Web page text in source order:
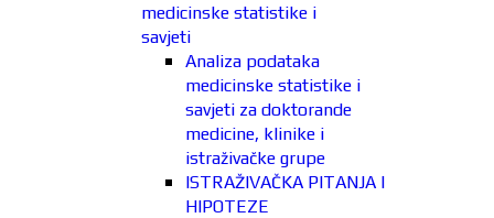
medicinske statistike i
savjeti
Analiza podataka
medicinske statistike i
savjeti za doktorande
medicine, klinike i
istraživačke grupe
ISTRAŽIVAČKA PITANJA I
HIPOTEZE